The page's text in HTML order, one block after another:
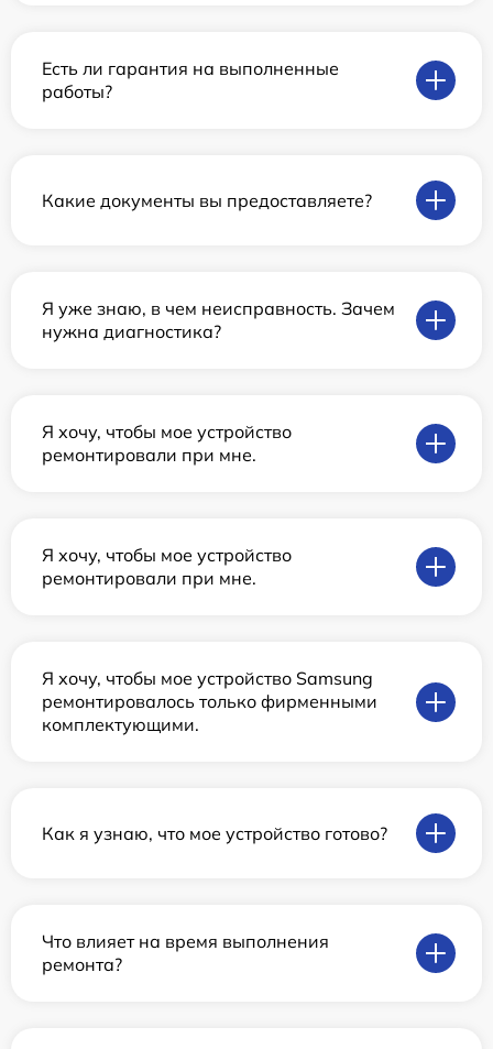
Есть ли гарантия на выполненные
работы?
Какие документы вы предоставляете?
Я уже знаю, в чем неисправность. Зачем
нужна диагностика?
Я хочу, чтобы мое устройство
ремонтировали при мне.
Я хочу, чтобы мое устройство
ремонтировали при мне.
Я хочу, чтобы мое устройство Samsung
ремонтировалось только фирменными
комплектующими.
Как я узнаю, что мое устройство готово?
Что влияет на время выполнения
ремонта?